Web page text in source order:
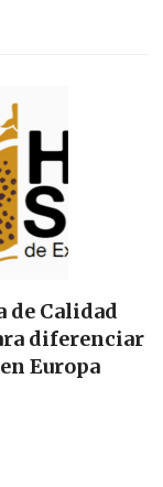
de Calidad
diferenciar
Europa